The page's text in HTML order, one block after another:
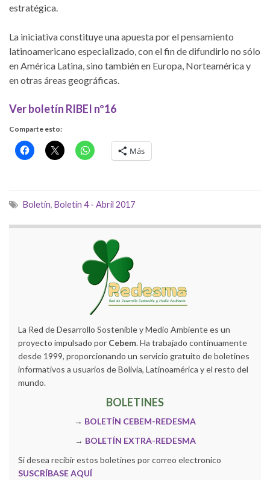
estratégica.
La iniciativa constituye una apuesta por el pensamiento
latinoamericano especializado, con el fin de difundirlo no sólo
en América Latina, sino también en Europa, Norteamérica y
en otras áreas geográficas.
Ver boletín RIBEI nº16
Comparte esto:
Más
Boletín, Boletín 4 - Abril 2017
La Red de Desarrollo Sostenible y Medio Ambiente es un
proyecto impulsado por Cebem. Ha trabajado continuamente
desde 1999, proporcionando un servicio gratuito de boletines
informativos a usuarios de Bolivia, Latinoamérica y el resto del
mundo.
BOLETINES
→ BOLETÍN CEBEM-REDESMA
→ BOLETÍN EXTRA-REDESMA
Si desea recibir estos boletines por correo electronico
SUSCRÍBASE AQUÍ